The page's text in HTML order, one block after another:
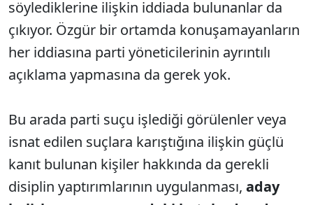
söylediklerine ilişkin iddiada bulunanlar da
çıkıyor. Özgür bir ortamda konuşamayanların
her iddiasına parti yöneticilerinin ayrıntılı
açıklama yapmasına da gerek yok.
Bu arada parti suçu işlediği görülenler veya
isnat edilen suçlara karıştığına ilişkin güçlü
kanıt bulunan kişiler hakkında da gerekli
disiplin yaptırımlarının uygulanması, aday